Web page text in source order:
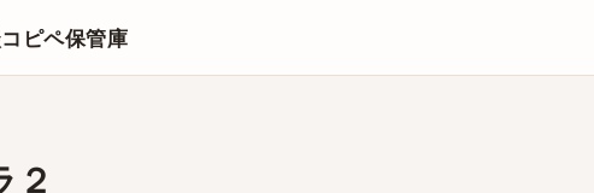
ピペ保管庫
２